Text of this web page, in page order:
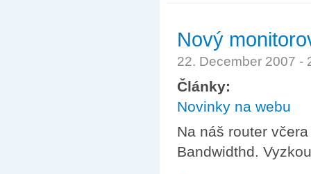
Nový
22. December 2007
Články:
Novinky na webu
Na náš router
Bandwidthd.